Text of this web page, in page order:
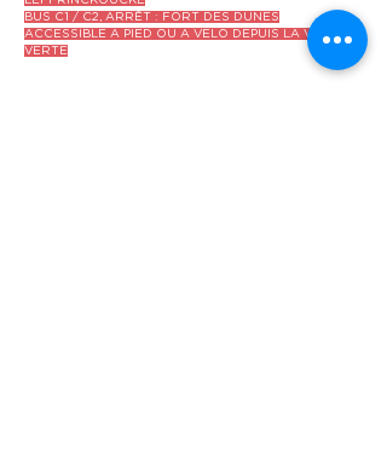
BUS C1 / C2, ARRÊT : FORT DES DUNES
ACCESSIBLE A PIED OU A VELO DEPUIS LA VOIE
VERTE